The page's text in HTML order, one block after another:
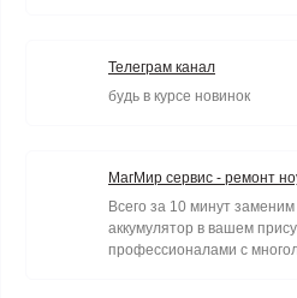
Телеграм канал
будь в курсе новинок
МагМир сервис - ремонт
Всего за 10 минут
аккумулятор в вашем
профессионалами с